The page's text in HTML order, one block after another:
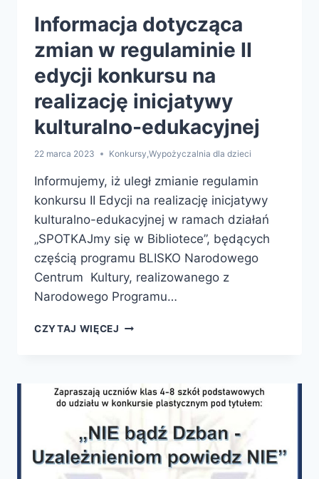
Informacja dotycząca
zmian w regulaminie II
edycji konkursu na
realizację inicjatywy
kulturalno-edukacyjnej
22 marca 2023 Konkursy Wypożyczalnia dla dzieci
Informujemy, iż uległ zmianie regulamin
konkursu II Edycji na realizację inicjatywy
kulturalno-edukacyjnej w ramach działań
„SPOTKAJmy się w Bibliotece”, będących
częścią programu BLISKO Narodowego
Centrum Kultury, realizowanego z
Narodowego Programu…
CZYTAJ WIĘCEJ INFORMACJA
REGULAMINIE
II
KONKURSU
REALIZACJĘ
INICJATYWY